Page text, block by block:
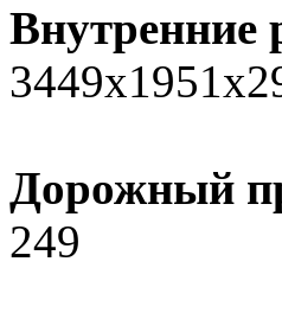
Внутренние
Дорожный
249